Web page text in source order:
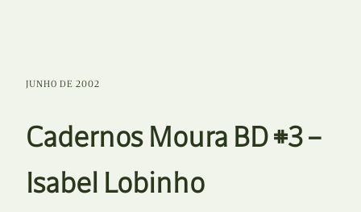
JUNHO DE 2002
Cadernos Moura BD #3 –
Isabel Lobinho